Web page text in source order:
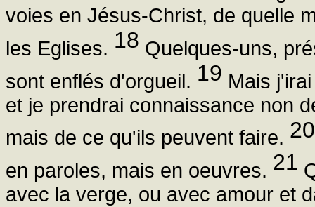
voies en Jésus-Christ, de quelle
les Eglises. 18 Quelques-uns,
sont enflés d'orgueil. 19 Mais
et je prendrai connaissance non
mais de ce qu'ils peuvent faire. 20
en paroles, mais en oeuvres. 21
avec la verge, ou avec amour et